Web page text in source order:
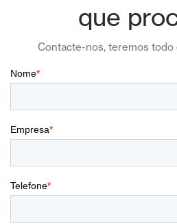
que
Contacte-nos, teremos todo